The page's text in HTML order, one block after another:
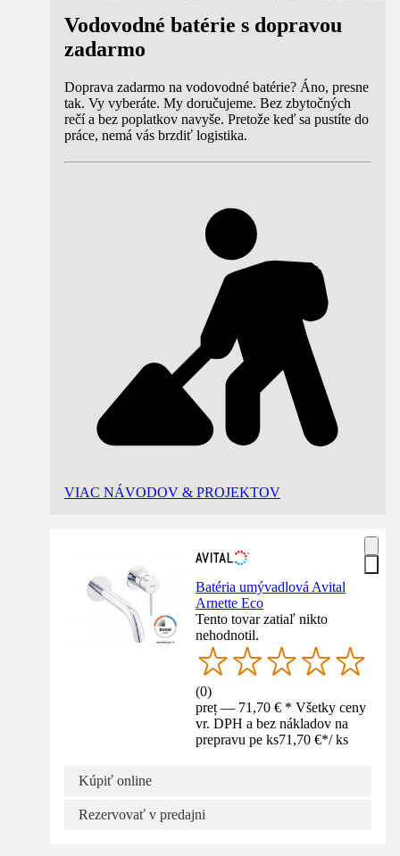
Vodovodné batérie s dopravou
zadarmo
Doprava zadarmo na vodovodné batérie? Áno, presne
tak. Vy vyberáte. My doručujeme. Bez zbytočných
rečí a bez poplatkov navyše. Pretože keď sa pustíte do
práce, nemá vás brzdiť logistika.
VIAC NÁVODOV & PROJEKTOV
Batéria umývadlová Avital
Arnette Eco
Tento tovar zatiaľ nikto
nehodnotil.
(0)
preț — 71,70 € * Všetky ceny
vr. DPH a bez nákladov na
prepravu pe ks71,70 €*/ ks
Kúpiť online
Rezervovať v predajni